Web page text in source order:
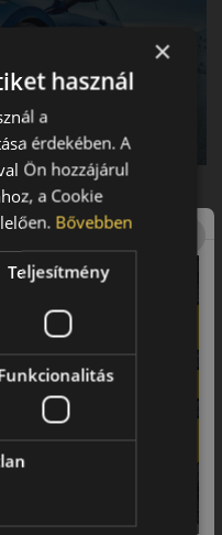
fejlesztve
aszimmetrikus mintázat
biztosít. Az új
garantál nagy
×
használ
a
érdekében. A
Ön hozzájárul
a Cookie
Bővebben
Teljesítmény